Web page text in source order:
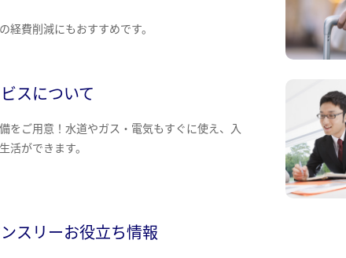
経費削減にもおすすめです。
スについて
をご用意！水道やガス・電気もすぐに使え、入
活ができます。
スリーお役立ち情報